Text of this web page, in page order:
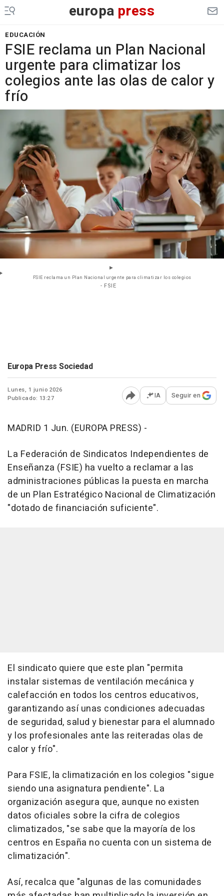
europa press
EDUCACIÓN
FSIE reclama un Plan Nacional
urgente para climatizar los
colegios ante las olas de calor y
frío
FSIE reclama un Plan Nacional urgente para climatizar los colegios
- FSIE
Europa Press Sociedad
Lunes, 1 junio 2026
Publicado: 13:27
Abrir opciones para
IA Seguir en
MADRID 1 Jun. (EUROPA PRESS) -
La Federación de Sindicatos Independientes de
Enseñanza (FSIE) ha vuelto a reclamar a las
administraciones públicas la puesta en marcha
de un Plan Estratégico Nacional de Climatización
"dotado de financiación suficiente".
El sindicato quiere que este plan "permita
instalar sistemas de ventilación mecánica y
calefacción en todos los centros educativos,
garantizando así unas condiciones adecuadas
de seguridad, salud y bienestar para el alumnado
y los profesionales ante las reiteradas olas de
calor y frío".
Para FSIE, la climatización en los colegios "sigue
siendo una asignatura pendiente". La
organización asegura que, aunque no existen
datos oficiales sobre la cifra de colegios
climatizados, "se sabe que la mayoría de los
centros en España no cuenta con un sistema de
climatización".
Así, recalca que "algunas de las comunidades